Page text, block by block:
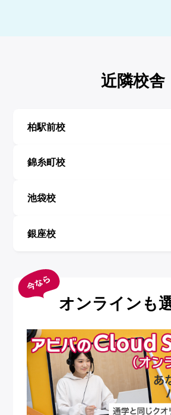
近隣校舎
柏駅前校
錦糸町校
池袋校
銀座校
オンラインも